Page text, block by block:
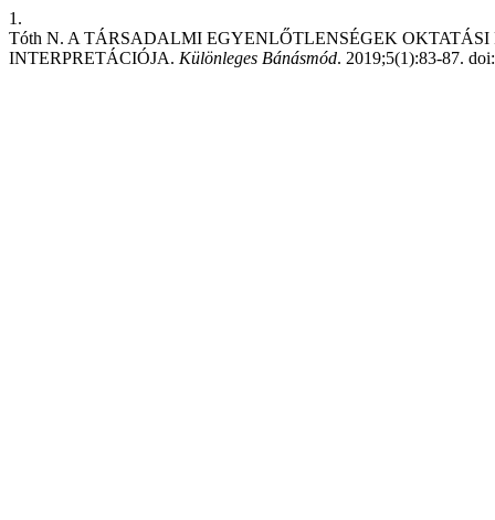
1.
Tóth N. A TÁRSADALMI EGYENLŐTLENSÉGEK
INTERPRETÁCIÓJA. Különleges Bánásmód. 2019;5(1):83-87. doi: